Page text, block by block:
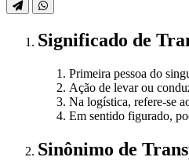
Significado de
Primeira pessoa do
Ação de levar ou
Na logística, refere-se
Em sentido figurado,
Sinônimo de